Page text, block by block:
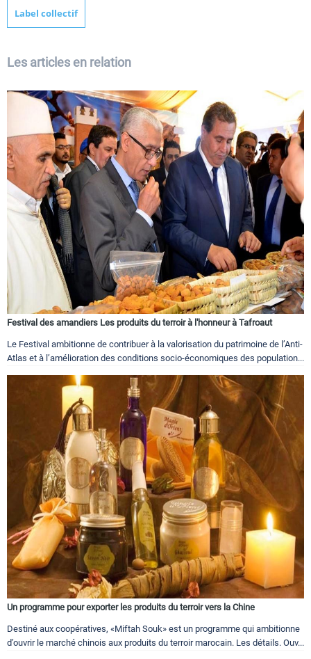
Label collectif
Les articles en relation
Festival des amandiers Les produits du terroir à l'honneur à Tafroaut
Le Festival ambitionne de contribuer à la valorisation du patrimoine de l’Anti-
Atlas et à l’amélioration des conditions socio-économiques des population...
Un programme pour exporter les produits du terroir vers la Chine
Destiné aux coopératives, «Miftah Souk» est un programme qui ambitionne
d’ouvrir le marché chinois aux produits du terroir marocain. Les détails. Ouv...